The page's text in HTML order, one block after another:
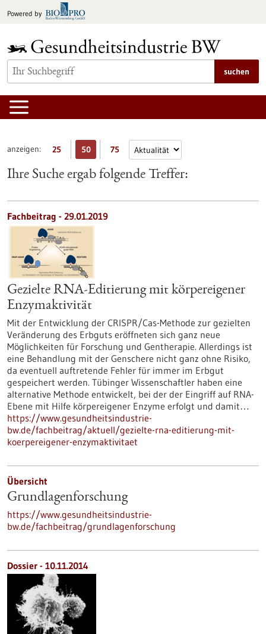
Inhalt
Powered by
suchen
anzeigen: 25 50 75
Ihre Suche ergab folgende Treffer:
Fachbeitrag - 29.01.2019
Gezielte RNA-Editierung mit körpereigener
Enzymaktivität
Mit der Entwicklung der CRISPR/Cas-Methode zur gezielten
Veränderung des Erbguts eröffneten sich ganz neue
Möglichkeiten für Forschung und Gentherapie. Allerdings ist
eine Behandlung mit der Genschere nicht ganz ohne Risiko,
da eventuell auftretende Fehler für immer im Erbgut
gespeichert werden. Tübinger Wissenschaftler haben eine
alternative Methode entwickelt, bei der der Eingriff auf RNA-
Ebene mit Hilfe körpereigener Enzyme erfolgt und damit…
https://www.gesundheitsindustrie-
bw.de/fachbeitrag/aktuell/gezielte-rna-editierung-mit-
koerpereigener-enzymaktivitaet
Übersicht
Grundlagenforschung
https://www.gesundheitsindustrie-
bw.de/fachbeitrag/grundlagenforschung
Dossier - 10.11.2014